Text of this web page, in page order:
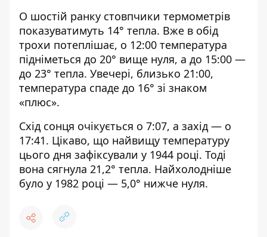
О шостій ранку стовпчики термометрів
показуватимуть 14° тепла. Вже в обід
трохи потеплішає, о 12:00 температура
підніметься до 20° вище нуля, а до 15:00 —
до 23° тепла. Увечері, близько 21:00,
температура спаде до 16° зі знаком
«плюс».
Схід сонця очікується о 7:07, а захід — о
17:41. Цікаво, що найвищу температуру
цього дня зафіксували у 1944 році. Тоді
вона сягнула 21,2° тепла. Найхолодніше
було у 1982 році — 5,0° нижче нуля.